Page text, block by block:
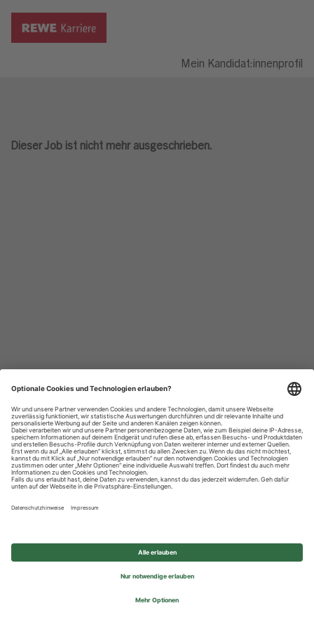
Mein Kandidat:innenprofil
Dieser Job ist nicht mehr ausgeschrieben.
Datenschutzhinweise
Impressum
Privatsphäre-Einstellungen
© 2026 REWE Group - All rights reserved